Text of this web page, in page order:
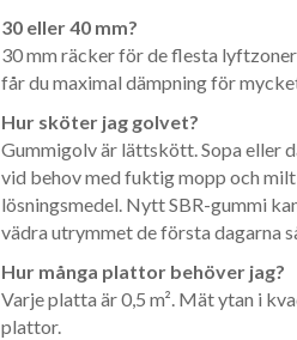
30 eller 40 mm?
30 mm räcker för de flesta
får du maximal dämpning för
Hur sköter jag golvet?
Gummigolv är lättskött. Sopa eller
vid behov med fuktig mopp och
lösningsmedel. Nytt SBR-gummi
vädra utrymmet de första dagarna
Hur många plattor behöver jag?
Varje platta är 0,5 m². Mät ytan i
plattor.